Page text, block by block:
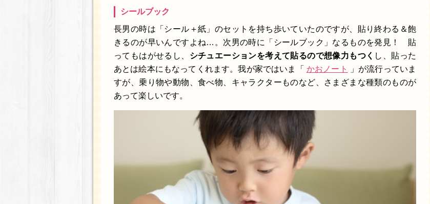
シールブック
長男の時は「シール＋紙」のセットを持ち歩いていたのですが、貼り終わる＆飽
きるのが早いんですよね…。次男の時に「シールブック」なるものを発見！ 貼
ってもはがせるし、 シチュエーションを考えて貼るので想像力もつく し、貼った
あとは絵本にもなってくれます。我が家ではいま「 かおノート
」が流行っていま
すが、乗り物や動物、食べ物、キャラクターものなど、さまざまな種類のものが
あって楽しいです。